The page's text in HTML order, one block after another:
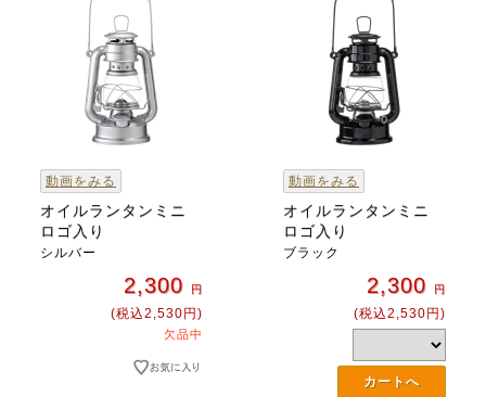
動画をみる
オイルランタンミニ
ロゴ入り
シルバー
2,300 円
(税込2,530円)
欠品中
動画をみる
オイルランタンミニ
ロゴ入り
ブラック
2,300 円
(税込2,530円)